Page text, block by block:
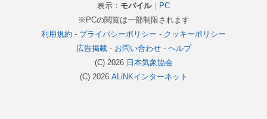
表示： モバイル｜ PC
※PCの閲覧は一部制限されます
利用規約 - プライバシーポリシー - クッキーポリシー
広告掲載- お問い合わせ- ヘルプ
(C) 2026 日本気象協会
(C) 2026 ALiNKインターネット